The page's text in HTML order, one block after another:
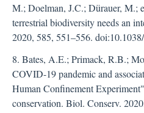
M.; Doelman, J.C.; Dürauer, M.;
terrestrial biodiversity needs an
2020, 585, 551–556.
8. Bates, A.E.; Primack, R.B.;
COVID-19 pandemic and
Human Confinement
conservation. Biol. Conserv.